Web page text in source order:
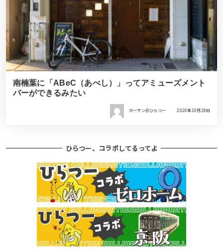
南楠葉に「ABeC（あべし）」ってアミューズメント
バーができるみたい
ガーサン＠ひらつー 2020年10月28日
ひらつー、コラボしてるってよ